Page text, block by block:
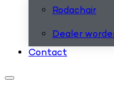
Rodachair
Dealer
Contact